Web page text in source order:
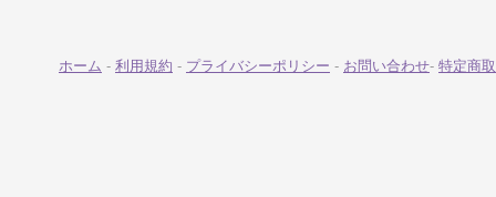
ホーム - 利用規約 - プライバシーポリシー - お問い合わせ- 特定商